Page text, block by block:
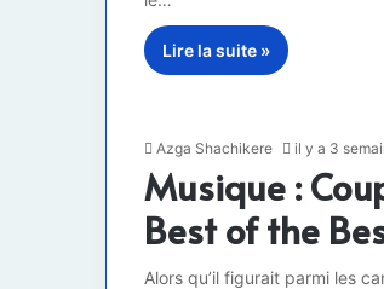
Lire la suite »
Azga Shachikere il y a 3
Musique :
Best of the
Alors qu’il figurait parmi les